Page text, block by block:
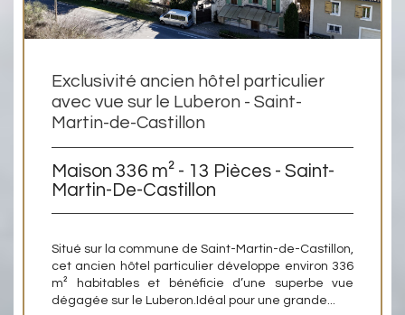
Exclusivité ancien hôtel particulier
avec vue sur le Luberon - Saint-
Martin-de-Castillon
Maison 336 m² - 13 Pièces - Saint-
Martin-De-Castillon
Situé sur la commune de Saint-Martin-de-Castillon,
cet ancien hôtel particulier développe environ 336
m² habitables et bénéficie d’une superbe vue
dégagée sur le Luberon.Idéal pour une grande...